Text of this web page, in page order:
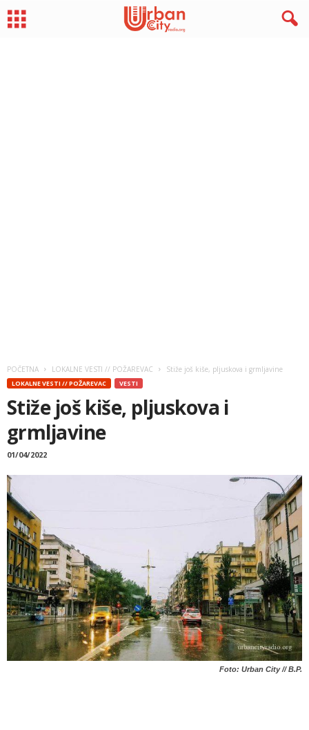
POČETNA LOKALNE VESTI // POŽAREVAC Stiže još kiše, pljuskova i grmljavine
LOKALNE VESTI // POŽAREVAC VESTI
Stiže još kiše, pljuskova i
grmljavine
01/04/2022
Foto: Urban City // B.P.